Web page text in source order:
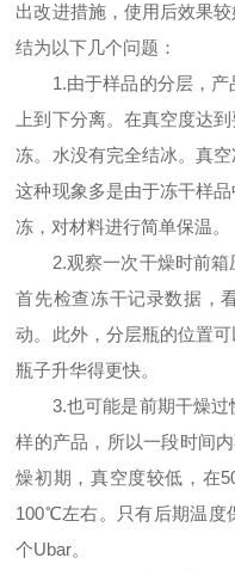
出改进措施，使用后效果
结为以下几个问题：
1.由于样品的分层，产
上到下分离。在真空度达
冻。水没有完全结冰。真
这种现象多是由于冻干样
冻，对材料进行简单保温。
2.观察一次干燥时前箱
首先检查冻干记录数据，
动。此外，分层瓶的位置
瓶子升华得更快。
3.也可能是前期干燥过
样的产品，所以一段时间
燥初期，真空度较低，在
100℃左右。只有后期温度
个Ubar。